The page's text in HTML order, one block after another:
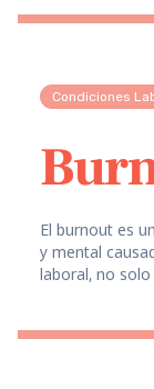
Condiciones
El burnout es
y mental
laboral, no